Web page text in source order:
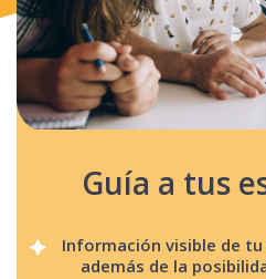
Guía a tus
Información visible de
además de la